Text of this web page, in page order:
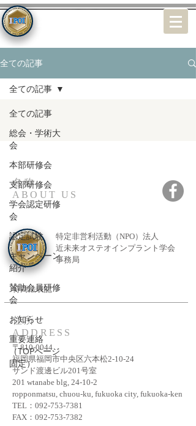
全ての記事
全ての記事
総会・学術大
会
本部研修会
支部研修会
学会認定研修
会
認定試験
キャンペーン
紹介
賛助会員研修
会
お知らせ
重要連絡
（TOPページ
固定）
全ての記事
名称
ABOUT US
住所
ADDRESS
特商法表記
〒810-0044
福岡県福岡市中央区六本松2-10-24
サンド渡邊ビル201号室
201 wtanabe blg, 24-10-2
ropponmatsu, chuou-ku, fukuoka city, fukuoka-ken
TEL：092-753-7381
FAX：092-753-7382
特定非営利活動（NPO）法人
近未来オステオインプラント学会
事務局